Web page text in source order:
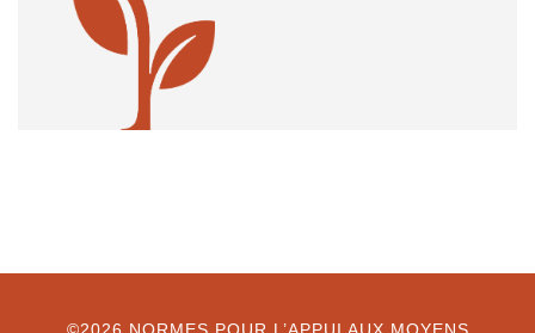
©2026 NORMES POUR L’APPUI AUX MOYENS